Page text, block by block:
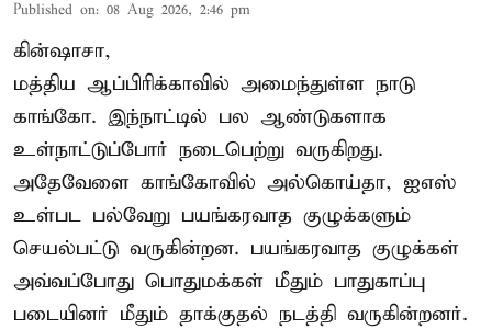
Published on: 08 Aug 2026, 2:46 pm
கின்ஷாசா,
மத்திய ஆப்பிரிக்காவில் அமைந்துள்ள நாடு
காங்கோ. இந்நாட்டில் பல ஆண்டுகளாக
உள்நாட்டுப்போர் நடைபெற்று வருகிறது.
அதேவேளை காங்கோவில் அல்கொய்தா, ஐஎஸ்
உள்பட பல்வேறு பயங்கரவாத குழுக்களும்
செயல்பட்டு வருகின்றன. பயங்கரவாத குழுக்கள்
அவ்வப்போது பொதுமக்கள் மீதும் பாதுகாப்பு
படையினர் மீதும் தாக்குதல் நடத்தி வருகின்றனர்.